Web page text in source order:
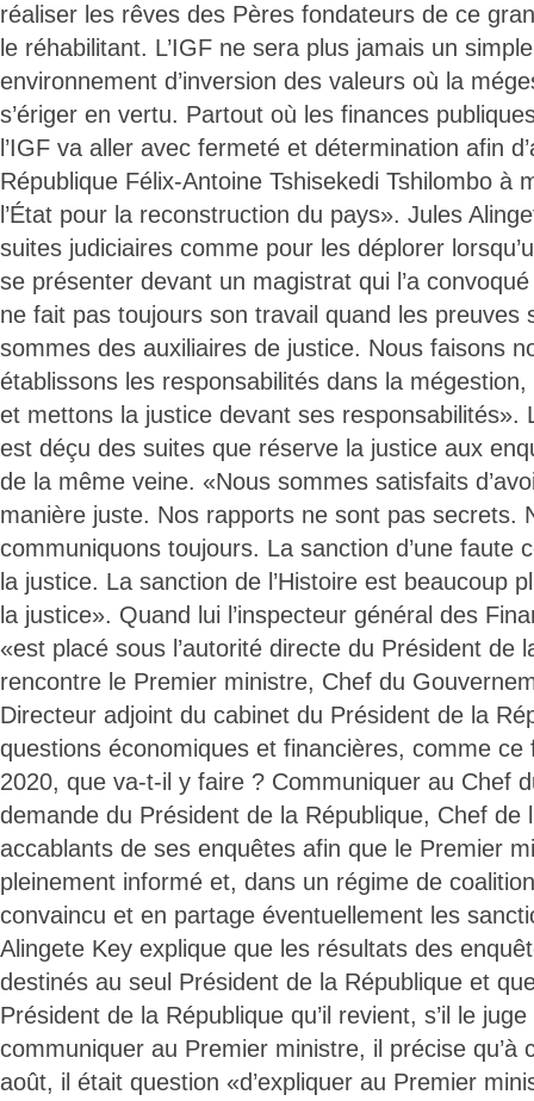
réaliser les rêves des Pères fondateurs de ce
le réhabilitant. L’IGF ne sera plus jamais un
environnement d’inversion des valeurs où la
s’ériger en vertu. Partout où les finances
l’IGF va aller avec fermeté et détermination afin
République Félix-Antoine Tshisekedi Tshilombo à
l’État pour la reconstruction du pays». Jules
suites judiciaires comme pour les déplorer
se présenter devant un magistrat qui l’a
ne fait pas toujours son travail quand les preuves
sommes des auxiliaires de justice. Nous faisons
établissons les responsabilités dans la
et mettons la justice devant ses responsabilités».
est déçu des suites que réserve la justice aux
de la même veine. «Nous sommes satisfaits
manière juste. Nos rapports ne sont pas secrets.
communiquons toujours. La sanction d’une faute
la justice. La sanction de l’Histoire est beaucoup
la justice». Quand lui l’inspecteur général des
«est placé sous l’autorité directe du Président de
rencontre le Premier ministre, Chef du
Directeur adjoint du cabinet du Président de la
questions économiques et financières, comme
2020, que va-t-il y faire ? Communiquer au Chef
demande du Président de la République, Chef de
accablants de ses enquêtes afin que le Premier
pleinement informé et, dans un régime de
convaincu et en partage éventuellement les
Alingete Key explique que les résultats des
destinés au seul Président de la République et
Président de la République qu’il revient, s’il le
communiquer au Premier ministre, il précise qu’à
août, il était question «d’expliquer au Premier